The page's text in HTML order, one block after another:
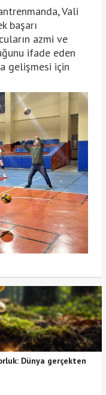
Vali
başarı
azmi ve
ifade eden
gelişmesi için
Dünya gerçekten